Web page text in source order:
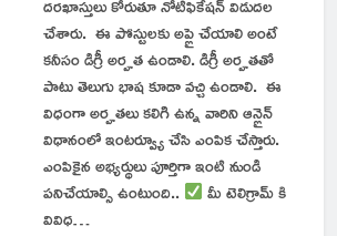
చేశారు. ఈ పోస్టులకు అప్లై చేయాలి అంటే
కనీసం డిగ్రీ అర్హత ఉండాలి. డిగ్రీ అర్హతతో
పాటు తెలుగు భాష కూడా వచ్చి ఉండాలి. ఈ
విధంగా అర్హతలు కలిగి ఉన్న వారిని ఆన్లైన్
విధానంలో ఇంటర్వ్యూ చేసి ఎంపిక చేస్తారు.
ఎంపికైన అభ్యర్థులు పూర్తిగా ఇంటి నుండి
పనిచేయాల్సి ఉంటుంది..
మీ టెలిగ్రామ్ కి
వివిధ…